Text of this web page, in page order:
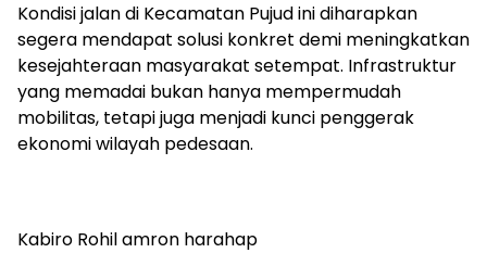
Kondisi jalan di Kecamatan Pujud ini diharapkan
segera mendapat solusi konkret demi meningkatkan
kesejahteraan masyarakat setempat. Infrastruktur
yang memadai bukan hanya mempermudah
mobilitas, tetapi juga menjadi kunci penggerak
ekonomi wilayah pedesaan.
Kabiro Rohil amron harahap